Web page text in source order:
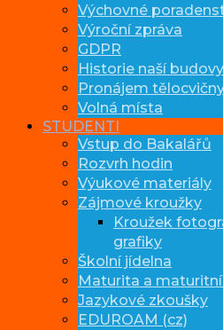
Výchovné
Výroční zpráva
GDPR
Historie naší budovy
Pronájem
Volná místa
STUDENTI
Vstup do Bakalářů
Rozvrh hodin
Výukové materiály
Zájmové kroužky
Kroužek
grafiky
Školní jídelna
Maturita a
Jazykové zkoušky
EDUROAM (cz)